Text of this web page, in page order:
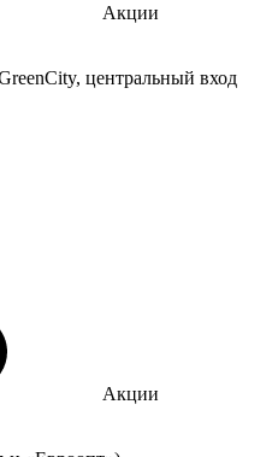
Акции
центральный вход
Акции